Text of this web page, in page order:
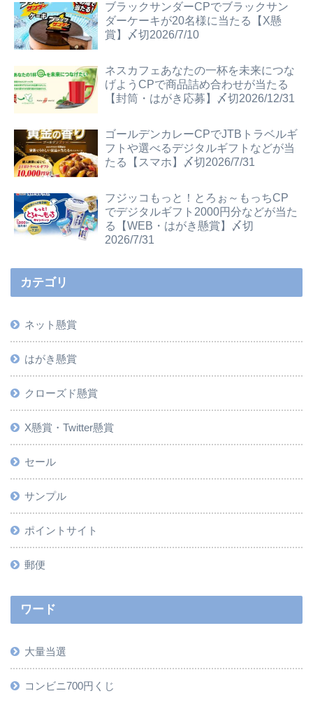
ブラックサンダーCPでブラックサン
ダーケーキが20名様に当たる【X懸
賞】〆切2026/7/10
ネスカフェあなたの一杯を未来につな
げようCPで商品詰め合わせが当たる
【封筒・はがき応募】〆切2026/12/31
ゴールデンカレーCPでJTBトラベルギ
フトや選べるデジタルギフトなどが当
たる【スマホ】〆切2026/7/31
フジッコもっと！とろぉ～もっちCP
でデジタルギフト2000円分などが当た
る【WEB・はがき懸賞】〆切
2026/7/31
カテゴリ
ネット懸賞
はがき懸賞
クローズド懸賞
X懸賞・Twitter懸賞
セール
サンプル
ポイントサイト
郵便
ワード
大量当選
コンビニ700円くじ